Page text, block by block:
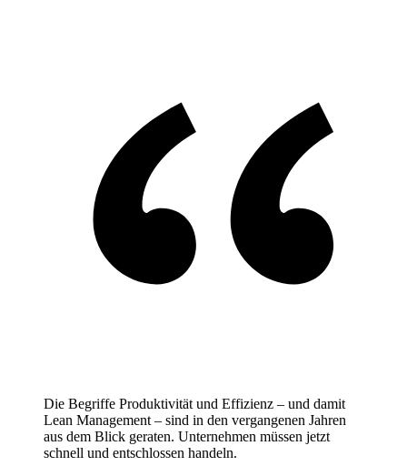
Die Begriffe Produktivität und Effizienz – und damit
Lean Management – sind in den vergangenen Jahren
aus dem Blick geraten. Unternehmen müssen jetzt
schnell und entschlossen handeln.